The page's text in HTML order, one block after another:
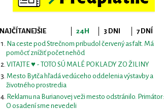
NAJČÍTANEJŠIE 24H 3 DNI
7 DNÍ
Na ceste pod Strečnom pribudol červený asfalt. Má
pomôcť znížiť počet nehôd
VITAJTE ♥ - TOTO SÚ MALÉ POKLADY ZO ŽILINY
Mesto Bytča hľadá vedúceho oddelenia výstavby a
životného prostredia
Reklamu na Burianovej veži mesto odstránilo. Primátor:
O osadení sme nevedeli